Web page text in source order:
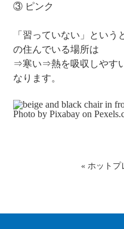
③ ピンク
「習っていない」とい
の住んでいる場所は
⇒寒い⇒熱を吸収しやす
なります。
Photo by Pixabay on
« ホットプ